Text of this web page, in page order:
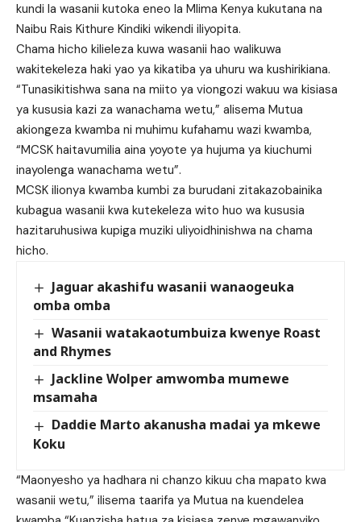
kundi la wasanii kutoka eneo la Mlima Kenya kukutana na
Naibu Rais Kithure Kindiki wikendi iliyopita.
Chama hicho kilieleza kuwa wasanii hao walikuwa
wakitekeleza haki yao ya kikatiba ya uhuru wa kushirikiana.
“Tunasikitishwa sana na miito ya viongozi wakuu wa kisiasa
ya kususia kazi za wanachama wetu,” alisema Mutua
akiongeza kwamba ni muhimu kufahamu wazi kwamba,
“MCSK haitavumilia aina yoyote ya hujuma ya kiuchumi
inayolenga wanachama wetu”.
MCSK ilionya kwamba kumbi za burudani zitakazobainika
kubagua wasanii kwa kutekeleza wito huo wa kususia
hazitaruhusiwa kupiga muziki uliyoidhinishwa na chama
hicho.
Jaguar akashifu wasanii wanaogeuka
omba omba
Wasanii watakaotumbuiza kwenye Roast
and Rhymes
Jackline Wolper amwomba mumewe
msamaha
Daddie Marto akanusha madai ya mkewe
Koku
“Maonyesho ya hadhara ni chanzo kikuu cha mapato kwa
wasanii wetu,” ilisema taarifa ya Mutua na kuendelea